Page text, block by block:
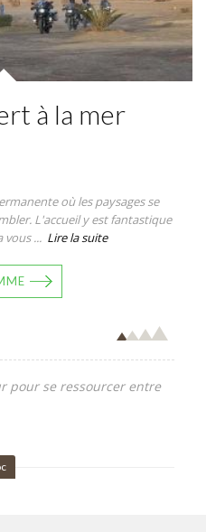
à la mer
où les paysages se
L'accueil y est fantastique
... Lire la suite
pour se ressourcer entre